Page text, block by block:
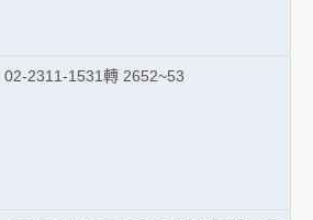
02-2311-1531轉 2652~53